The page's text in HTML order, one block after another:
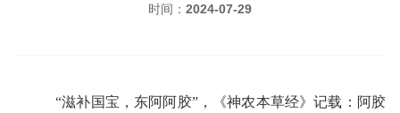
时间： 2024-07-29
“滋补国宝，东阿阿胶”，《神农本草经》记载：阿胶